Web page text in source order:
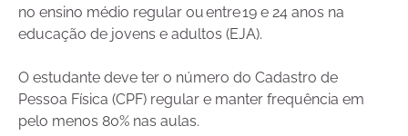
no ensino médio regular ou entre 19 e 24 anos na
educação de jovens e adultos (EJA).
O estudante deve ter o número do Cadastro de
Pessoa Física (CPF) regular e manter frequência em
pelo menos 80% nas aulas.